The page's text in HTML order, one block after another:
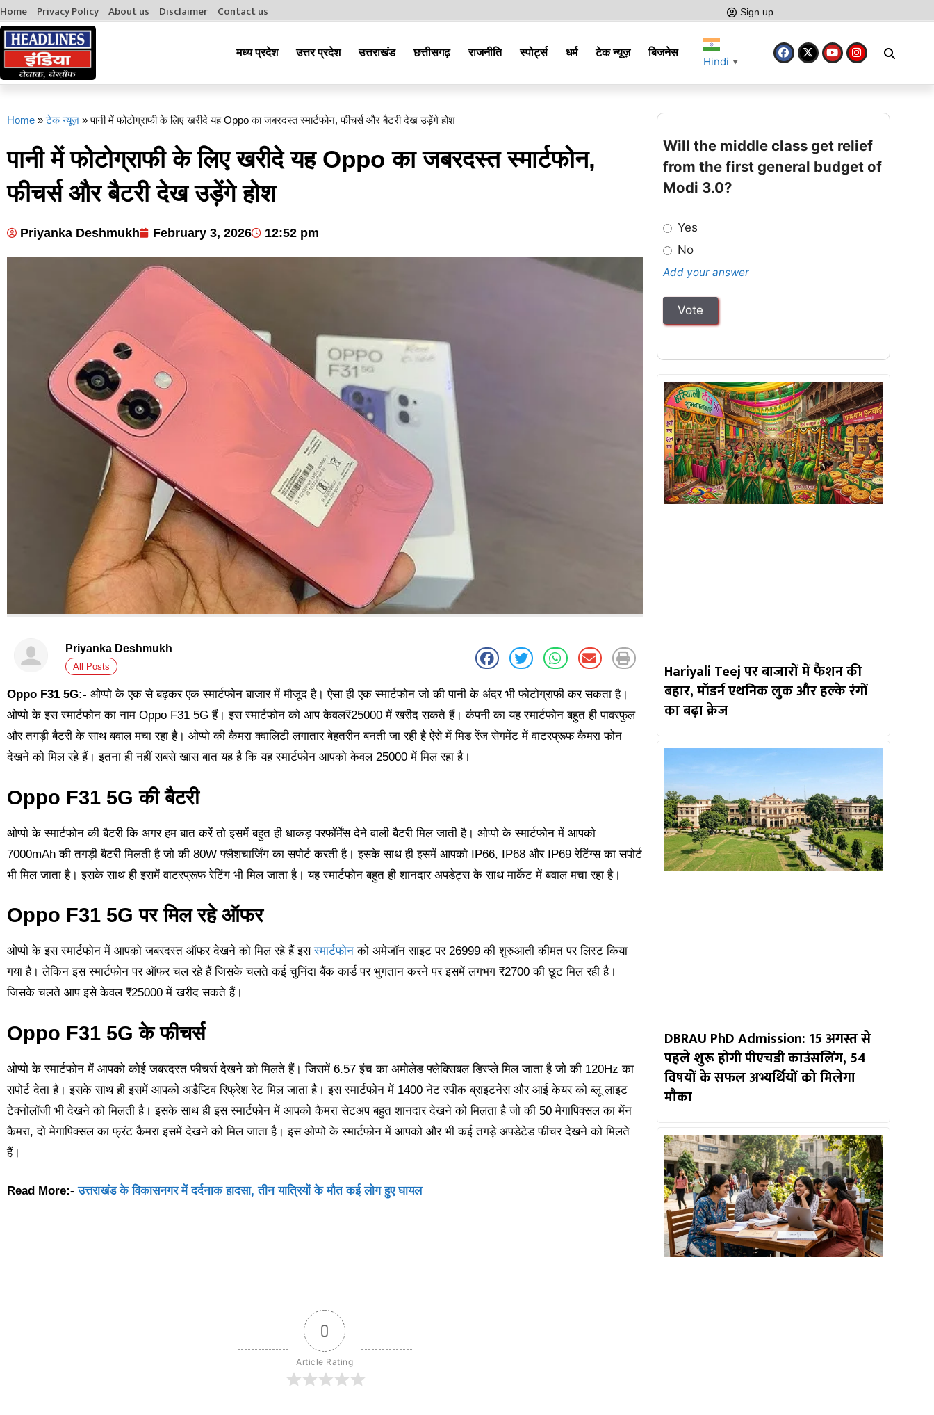
Home Privacy Policy About us Disclaimer Contact us Sign up
मध्य प्रदेश उत्तर प्रदेश उत्तराखंड छत्तीसगढ़ राजनीति स्पोर्ट्स धर्म टेक न्यूज़ बिजनेस
Hindi ▼
Home » टेक न्यूज़ »पानी में फोटोग्राफी के लिए खरीदे यह Oppo का जबरदस्त स्मार्टफोन, फीचर्स और बैटरी देख उड़ेंगे होश
पानी में फोटोग्राफी के लिए खरीदे यह Oppo का जबरदस्त स्मार्टफोन,
फीचर्स और बैटरी देख उड़ेंगे होश
Priyanka Deshmukh February 3, 2026 12:52 pm
Priyanka Deshmukh
All Posts
Oppo F31 5G:- ओप्पो के एक से बढ़कर एक स्मार्टफोन बाजार में मौजूद है। ऐसा ही एक स्मार्टफोन जो की पानी के अंदर भी फोटोग्राफी कर सकता है।
ओप्पो के इस स्मार्टफोन का नाम Oppo F31 5G हैं। इस स्मार्टफोन को आप केवल₹25000 में खरीद सकते हैं। कंपनी का यह स्मार्टफोन बहुत ही पावरफुल
और तगड़ी बैटरी के साथ बवाल मचा रहा है। ओप्पो की कैमरा क्वालिटी लगातार बेहतरीन बनती जा रही है ऐसे में मिड रेंज सेगमेंट में वाटरप्रूफ कैमरा फोन
देखने को मिल रहे हैं। इतना ही नहीं सबसे खास बात यह है कि यह स्मार्टफोन आपको केवल 25000 में मिल रहा है।
Oppo F31 5G की बैटरी
ओप्पो के स्मार्टफोन की बैटरी कि अगर हम बात करें तो इसमें बहुत ही धाकड़ परफॉर्मेंस देने वाली बैटरी मिल जाती है। ओप्पो के स्मार्टफोन में आपको
7000mAh की तगड़ी बैटरी मिलती है जो की 80W फ्लैशचार्जिंग का सपोर्ट करती है। इसके साथ ही इसमें आपको IP66, IP68 और IP69 रेटिंग्स का सपोर्ट
भी मिल जाता है। इसके साथ ही इसमें वाटरप्रूफ रेटिंग भी मिल जाता है। यह स्मार्टफोन बहुत ही शानदार अपडेट्स के साथ मार्केट में बवाल मचा रहा है।
Oppo F31 5G पर मिल रहे ऑफर
ओप्पो के इस स्मार्टफोन में आपको जबरदस्त ऑफर देखने को मिल रहे हैं इसस्मार्टफोन को अमेजॉन साइट पर 26999 की शुरुआती कीमत पर लिस्ट किया
गया है। लेकिन इस स्मार्टफोन पर ऑफर चल रहे हैं जिसके चलते कई चुनिंदा बैंक कार्ड पर भुगतान करने पर इसमें लगभग ₹2700 की छूट मिल रही है।
जिसके चलते आप इसे केवल ₹25000 में खरीद सकते हैं।
Oppo F31 5G के फीचर्स
ओप्पो के स्मार्टफोन में आपको कोई जबरदस्त फीचर्स देखने को मिलते हैं। जिसमें 6.57 इंच का अमोलेड फ्लेक्सिबल डिस्प्ले मिल जाता है जो की 120Hz का
सपोर्ट देता है। इसके साथ ही इसमें आपको अडैप्टिव रिफ्रेश रेट मिल जाता है। इस स्मार्टफोन में 1400 नेट स्पीक ब्राइटनेस और आई केयर को ब्लू लाइट
टेक्नोलॉजी भी देखने को मिलती है। इसके साथ ही इस स्मार्टफोन में आपको कैमरा सेटअप बहुत शानदार देखने को मिलता है जो की 50 मेगापिक्सल का मेंन
कैमरा, दो मेगापिक्सल का फ्रंट कैमरा इसमें देखने को मिल जाता है। इस ओप्पो के स्मार्टफोन में आपको और भी कई तगड़े अपडेटेड फीचर देखने को मिलते
हैं।
Read More:-उत्तराखंड के विकासनगर में दर्दनाक हादसा, तीन यात्रियों के मौत कई लोग हुए घायल
0
Article Rating
Will the middle class get relief
from the first general budget of
Modi 3.0?
Yes
No
Add your answer
Hariyali Teej पर बाजारों में फैशन की
बहार, मॉडर्न एथनिक लुक और हल्के रंगों
का बढ़ा क्रेज
DBRAU PhD Admission: 15 अगस्त से
पहले शुरू होगी पीएचडी काउंसलिंग, 54
विषयों के सफल अभ्यर्थियों को मिलेगा
मौका